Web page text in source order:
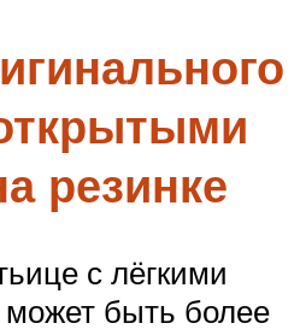
резинке
с лёгкими
быть более